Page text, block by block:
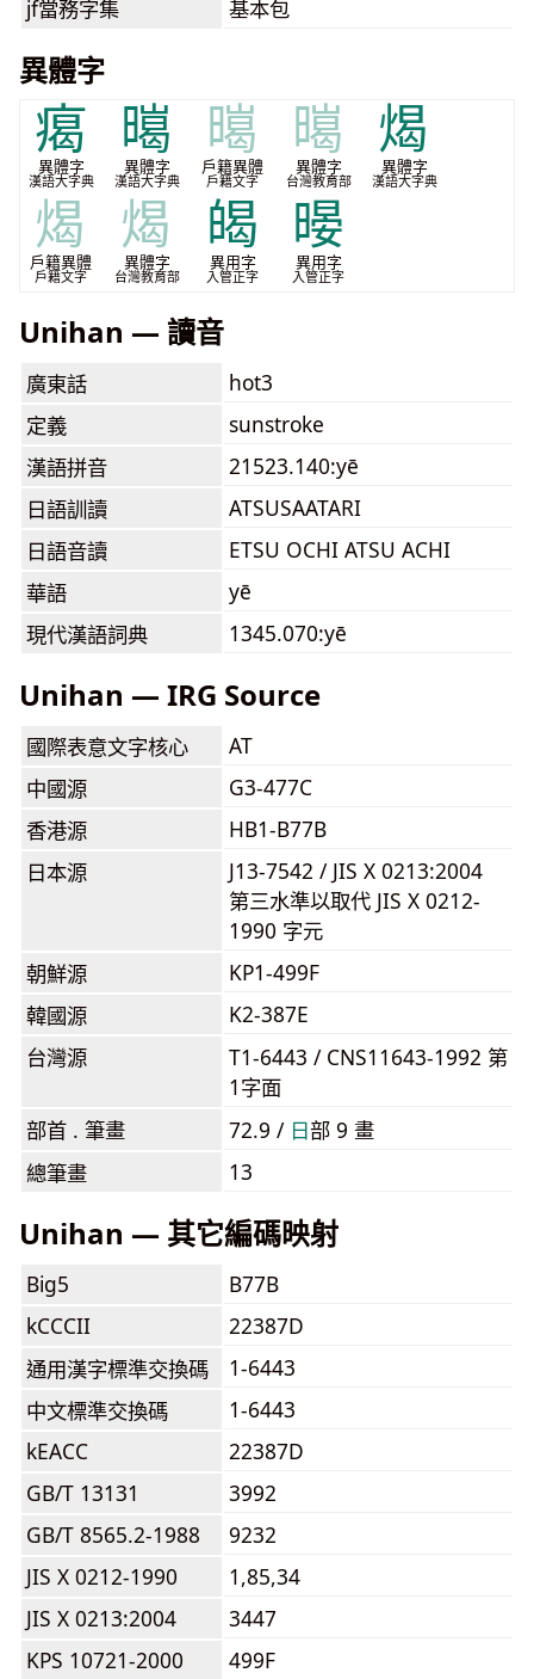
jf當務字集 基本包
異體字
𤸎
異體字
漢語大字典
㬞
異體字
漢語大字典
㬞
戶籍異體
戶籍文字
㬞
異體字
台灣教育部
㷎
異體字
漢語大字典
㷎
戶籍異體
戶籍文字
㷎
異體字
台灣教育部
㿣
異用字
入管正字
暥
異用字
入管正字
Unihan — 讀音
廣東話
hot3
定義
sunstroke
漢語拼音
21523.140:yē
日語訓讀
ATSUSAATARI
日語音讀
ETSU OCHI ATSU ACHI
華語
yē
現代漢語詞典
1345.070:yē
Unihan — IRG Source
國際表意文字核心
AT
中國源
G3-477C
香港源
HB1-B77B
日本源
J13-7542 / JIS X 0213:2004
第三水準以取代 JIS X 0212-
1990 字元
朝鮮源
KP1-499F
韓國源
K2-387E
台灣源
T1-6443 / CNS11643-1992 第
1字面
部首 . 筆畫
72.9 / ⽇部 9 畫
總筆畫
13
Unihan — 其它編碼映射
Big5
B77B
kCCCII
22387D
通用漢字標準交換碼
1-6443
中文標準交換碼
1-6443
kEACC
22387D
GB/T 13131
3992
GB/T 8565.2-1988
9232
JIS X 0212-1990
1,85,34
JIS X 0213:2004
3447
KPS 10721-2000
499F